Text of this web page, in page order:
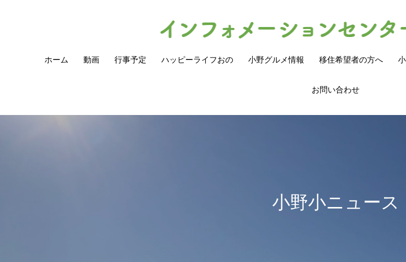
ホーム 動画 行事予定 ハッピーライフおの 小野グルメ情報 移住希望者の方へ
お問い合わせ
小野小ニュース